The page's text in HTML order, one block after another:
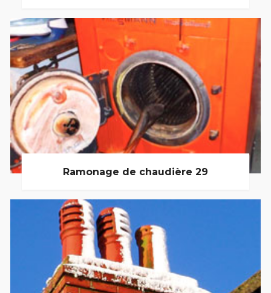
Ramonage de chaudière 29